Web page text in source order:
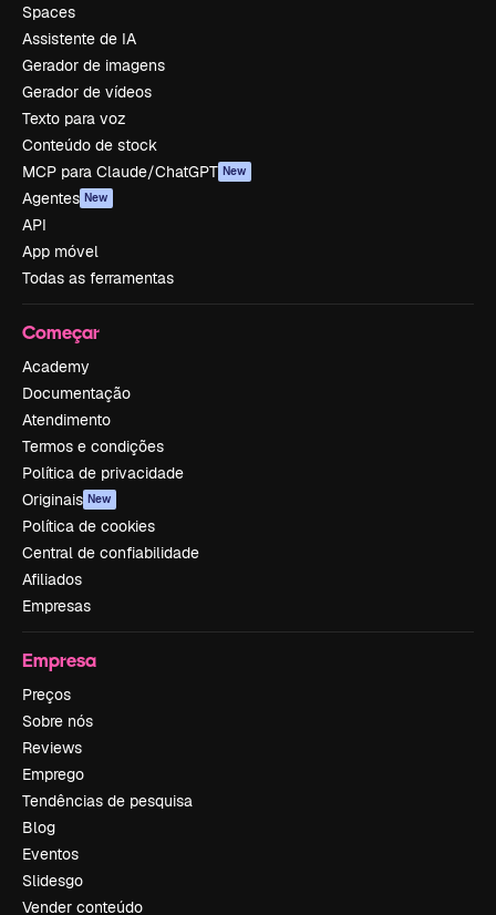
Spaces
Assistente de IA
Gerador de imagens
Gerador de vídeos
Texto para voz
Conteúdo de stock
MCP para Claude/ChatGPT New
Agentes New
API
App móvel
Todas as ferramentas
Começar
Academy
Documentação
Atendimento
Termos e condições
Política de privacidade
Originais New
Política de cookies
Central de confiabilidade
Afiliados
Empresas
Empresa
Preços
Sobre nós
Reviews
Emprego
Tendências de pesquisa
Blog
Eventos
Slidesgo
Vender conteúdo